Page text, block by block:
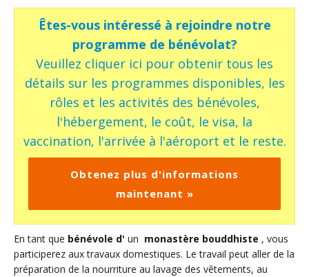
Êtes-vous intéressé à rejoindre notre
programme de bénévolat?
Veuillez cliquer ici pour obtenir tous les
détails sur les programmes disponibles, les
rôles et les activités des bénévoles,
l'hébergement, le coût, le visa, la
vaccination, l'arrivée à l'aéroport et le reste.
Obtenez plus d'informations
maintenant »
En tant que bénévole d' un monastère bouddhiste , vous
participerez aux travaux domestiques. Le travail peut aller de la
préparation de la nourriture au lavage des vêtements, au